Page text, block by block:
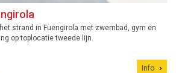
strand in Fuengirola met zwembad, gym en
op toplocatie tweede lijn.
Info